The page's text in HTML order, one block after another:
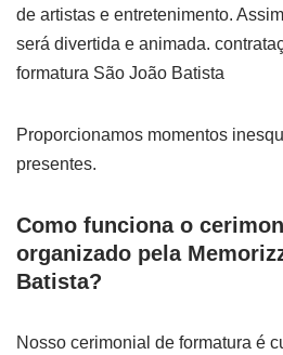
de artistas e entretenimento.
será divertida e animada.
formatura São João Batista
Proporcionamos momentos
presentes.
Como funciona o
organizado pela
Batista?
Nosso cerimonial de formatura é